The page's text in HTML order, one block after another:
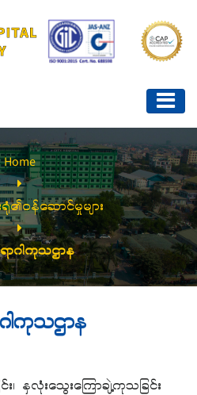
Home
၏ဝန်ဆောင်မှုများ
ာဂါကုသဌာန
ါကုသဌာန
နှလုံးသွေးကြောချဲ့ကုသခြင်း